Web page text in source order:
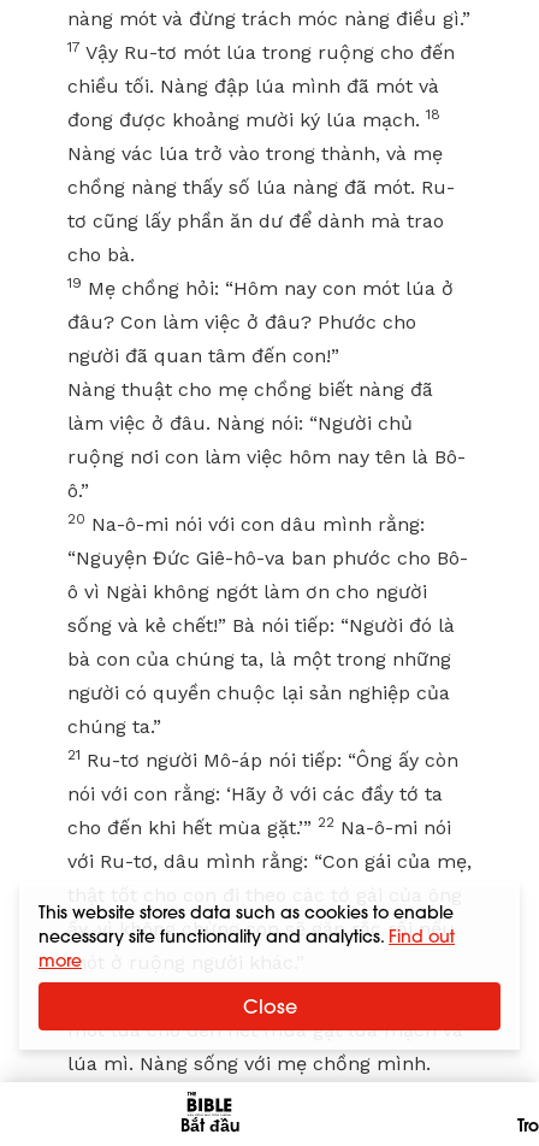
Bắt đầu
nàng mót và đừng trách móc nàng điều gì.”
17 Vậy Ru-tơ mót lúa trong ruộng cho đến
chiều tối. Nàng đập lúa mình đã mót và
đong được khoảng mười ký lúa mạch.18
Nàng vác lúa trở vào trong thành, và mẹ
chồng nàng thấy số lúa nàng đã mót. Ru-
tơ cũng lấy phần ăn dư để dành mà trao
cho bà.
19 Mẹ chồng hỏi: “Hôm nay con mót lúa ở
đâu? Con làm việc ở đâu? Phước cho
người đã quan tâm đến con!”
Nàng thuật cho mẹ chồng biết nàng đã
làm việc ở đâu. Nàng nói: “Người chủ
ruộng nơi con làm việc hôm nay tên là Bô-
ô.”
20 Na-ô-mi nói với con dâu mình rằng:
“Nguyện Đức Giê-hô-va ban phước cho Bô-
ô vì Ngài không ngớt làm ơn cho người
sống và kẻ chết!” Bà nói tiếp: “Người đó là
bà con của chúng ta, là một trong những
người có quyền chuộc lại sản nghiệp của
chúng ta.”
21 Ru-tơ người Mô-áp nói tiếp: “Ông ấy còn
nói với con rằng: ‘Hãy ở với các đầy tớ ta
cho đến khi hết mùa gặt.’” 22 Na-ô-mi nói
với Ru-tơ, dâu mình rằng: “Con gái của mẹ,
ấy, vì không chừng con sẽ gặp rắc rối nếu
mót ở ruộng người khác.”
Vậy Ru-tơ ở với các tớ gái của Bô-ô để
mót lúa cho đến hết mùa gặt lúa mạch và
lúa mì. Nàng sống với mẹ chồng mình.
Kể câu chuyện của bạn một cách khiêm
This website stores data such as cookies to enable
necessary site functionality and analytics. Find out
more
Close